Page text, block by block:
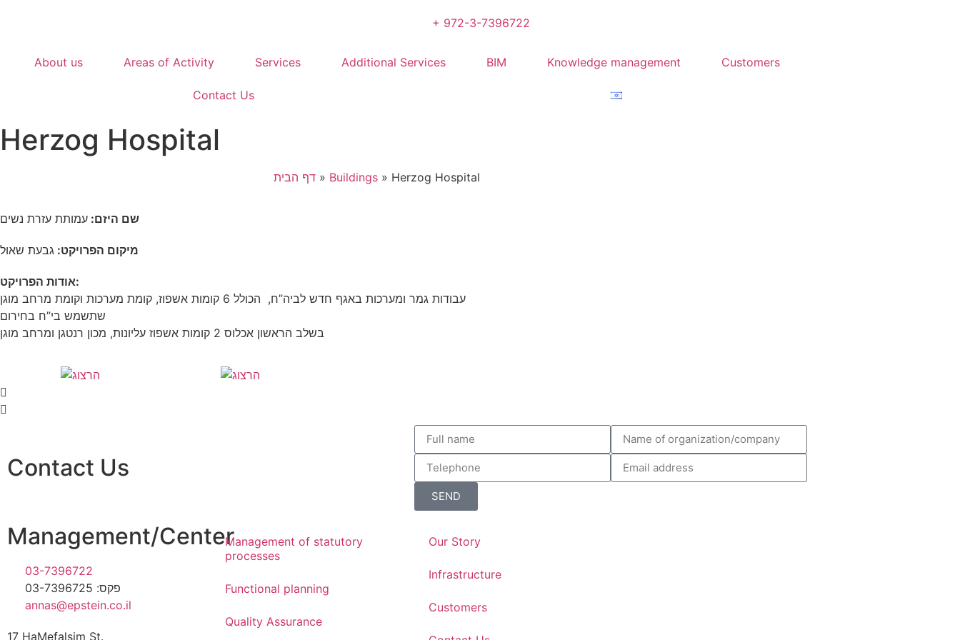
+ 972-3-7396722
About us Areas of Activity Services Additional Services BIM Knowledge management Customers
Contact Us
Herzog Hospital
דף הבית » Buildings » Herzog Hospital
שם היזם: עמותת עזרת נשים
מיקום הפרויקט: גבעת שאול
אודות הפרויקט:
עבודות גמר ומערכות באגף חדש לביה”ח, הכולל 6 קומות אשפוז, קומת מערכות וקומת מרחב מוגן
שתשמש בי”ח בחירום
בשלב הראשון אכלוס 2 קומות אשפוז עליונות, מכון רנטגן ומרחב מוגן
Contact Us
SEND
Management/Center
03-7396722
פקס: 03-7396725
annas@epstein.co.il
17 HaMefalsim St.
Management of statutory
processes
Functional planning
Quality Assurance
Our Story
Infrastructure
Customers